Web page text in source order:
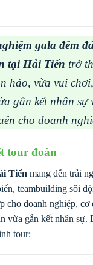
gala đêm
tại Hải Tiến trở
hảo, vừa vui
gắn kết nhân sự
cho doanh
tour đoàn
Tiến mang đến trải
teambuilding sôi
cho doanh nghiệp, cơ
vừa gắn kết nhân sự.
tour: